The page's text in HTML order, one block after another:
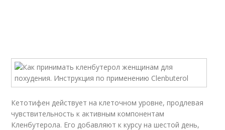
Кетотифен действует на клеточном уровне, продлевая
чувствительность к активным компонентам
Кленбутерола. Его добавляют к курсу на шестой день,